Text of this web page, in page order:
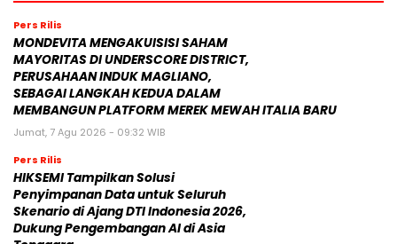
Pers Rilis
MONDEVITA MENGAKUISISI SAHAM
MAYORITAS DI UNDERSCORE DISTRICT,
PERUSAHAAN INDUK MAGLIANO,
SEBAGAI LANGKAH KEDUA DALAM
MEMBANGUN PLATFORM MEREK MEWAH ITALIA BARU
Jumat, 7 Agu 2026 - 09:32 WIB
Pers Rilis
HIKSEMI Tampilkan Solusi
Penyimpanan Data untuk Seluruh
Skenario di Ajang DTI Indonesia 2026,
Dukung Pengembangan AI di Asia